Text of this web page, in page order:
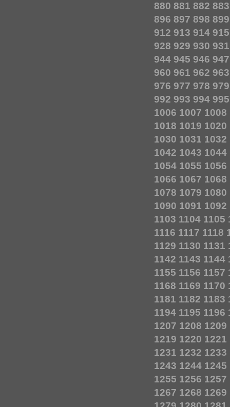
880 881 882 883
896 897 898 899
912 913 914 915
928 929 930 931
944 945 946 947
960 961 962 963
976 977 978 979
992 993 994 995
1006 1007 1008
1018 1019 1020
1030 1031 1032
1042 1043 1044
1054 1055 1056
1066 1067 1068
1078 1079 1080
1090 1091 1092
1103 1104 1105
1116 1117 1118
1129 1130 1131
1142 1143 1144
1155 1156 1157
1168 1169 1170
1181 1182 1183
1194 1195 1196
1207 1208 1209
1219 1220 1221
1231 1232 1233
1243 1244 1245
1255 1256 1257
1267 1268 1269